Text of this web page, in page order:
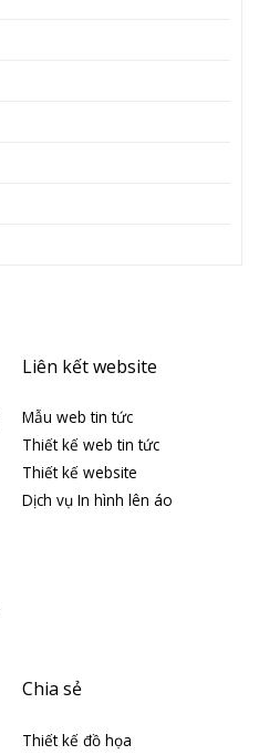
Liên kết website
Mẫu web tin tức
Thiết kế web tin tức
Thiết kế website
Dịch vụ In hình lên áo
Chia sẻ
Thiết kế đồ họa